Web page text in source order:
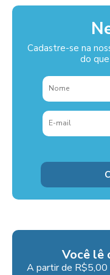
Cadastre-se na
do
Você lê
A partir de R$5,00